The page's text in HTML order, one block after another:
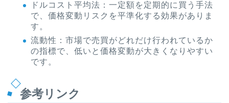
ドルコスト平均法：一定額を定期的に買う手法
で、価格変動リスクを平準化する効果がありま
す。
流動性：市場で売買がどれだけ行われているか
の指標で、低いと価格変動が大きくなりやすい
です。
参考リンク